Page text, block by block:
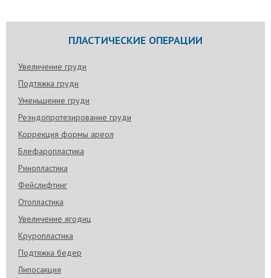
ПЛАСТИЧЕСКИЕ ОПЕРАЦИИ
Увеличение груди
Подтяжка груди
Уменьшение груди
Реэндопротезирование груди
Коррекция формы ареол
Блефаропластика
Ринопластика
Фейслифтинг
Отопластика
Увеличение ягодиц
Круропластика
Подтяжка бедер
Липосакция